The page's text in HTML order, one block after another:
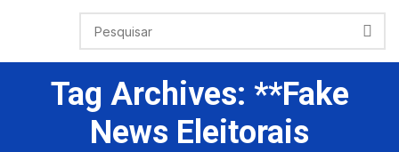
Tag Archives: **fake
News Eleitorais